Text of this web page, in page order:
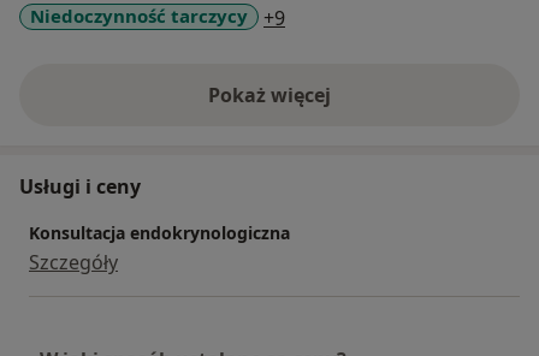
Niedoczynność tarczycy
+9a11y_sr_more_diseases
Pokaż więcejo doświadczeniu
Usługi i ceny
Konsultacja endokrynologiczna
Szczegóły